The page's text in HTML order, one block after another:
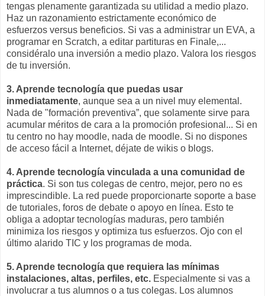
tengas plenamente garantizada su utilidad a medio plazo.
Haz un razonamiento estrictamente económico de
esfuerzos versus beneficios. Si vas a administrar un EVA, a
programar en Scratch, a editar partituras en Finale,...
considéralo una inversión a medio plazo. Valora los riesgos
de tu inversión.
3. Aprende tecnología que puedas usar
inmediatamente, aunque sea a un nivel muy elemental.
Nada de "formación preventiva”, que solamente sirve para
acumular méritos de cara a la promoción profesional... Si en
tu centro no hay moodle, nada de moodle. Si no dispones
de acceso fácil a Internet, déjate de wikis o blogs.
4. Aprende tecnología vinculada a una comunidad de
práctica. Si son tus colegas de centro, mejor, pero no es
imprescindible. La red puede proporcionarte soporte a base
de tutoriales, foros de debate o apoyo en línea. Esto te
obliga a adoptar tecnologías maduras, pero también
minimiza los riesgos y optimiza tus esfuerzos. Ojo con el
último alarido TIC y los programas de moda.
5. Aprende tecnología que requiera las mínimas
instalaciones, altas, perfiles, etc. Especialmente si vas a
involucrar a tus alumnos o a tus colegas. Los alumnos